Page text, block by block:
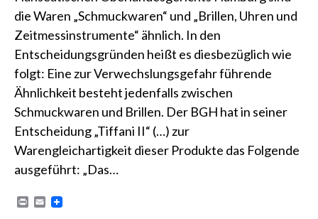
die Waren „Schmuckwaren“ und „Brillen, Uhren und
Zeitmessinstrumente“ ähnlich. In den
Entscheidungsgründen heißt es diesbezüglich wie
folgt: Eine zur Verwechslungsgefahr führende
Ähnlichkeit besteht jedenfalls zwischen
Schmuckwaren und Brillen. Der BGH hat in seiner
Entscheidung „Tiffani II“ (…) zur
Warengleichartigkeit dieser Produkte das Folgende
ausgeführt: „Das…
E